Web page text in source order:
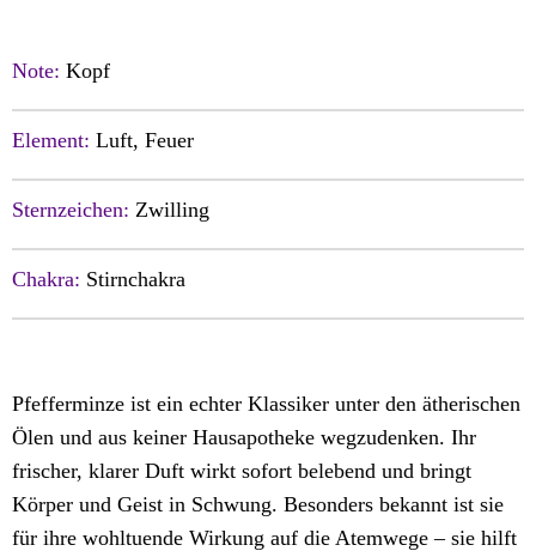
Note: Kopf
Element: Luft, Feuer
Sternzeichen: Zwilling
Chakra: Stirnchakra
Pfefferminze ist ein echter Klassiker unter den ätherischen
Ölen und aus keiner Hausapotheke wegzudenken. Ihr
frischer, klarer Duft wirkt sofort belebend und bringt
Körper und Geist in Schwung. Besonders bekannt ist sie
für ihre wohltuende Wirkung auf die Atemwege – sie hilft